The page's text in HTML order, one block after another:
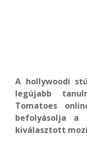
A hollywoodi
legújabb
Tomatoes
befolyásolja a
kiválasztott